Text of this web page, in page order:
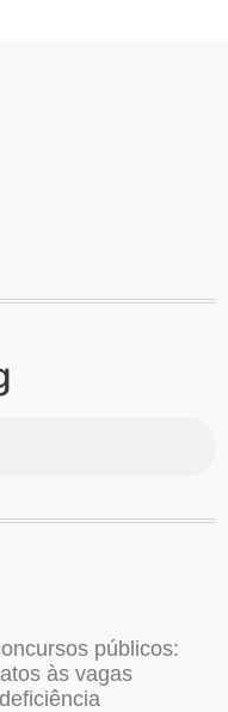
públicos:
às vagas